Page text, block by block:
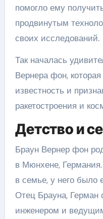
помогло ему
продвинутым
своих исследований.
Так началась
Вернера фон,
известность и
ракетостроения и
Детство и
Браун Вернер фон
в Мюнхене,
в семье, у него было
Отец Брауна,
инженером и